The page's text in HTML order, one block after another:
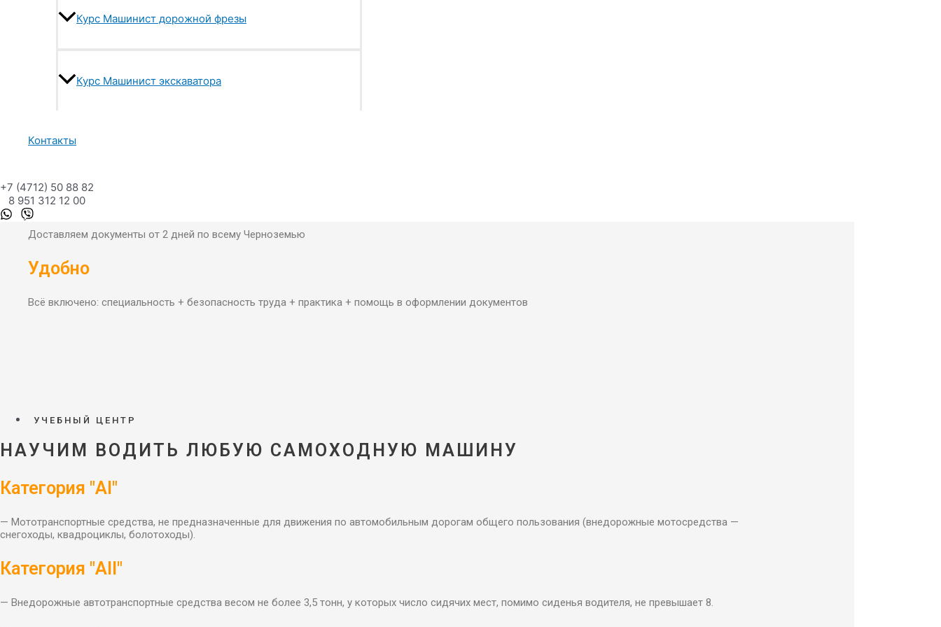
Курс Машинист дорожной фрезы
Курс Машинист экскаватора
Контакты
+7 (4712) 50 88 82
8 951 312 12 00
Надёжно
Быстро
Доставляем документы от 2 дней по всему Черноземью
Удобно
Всё включено: специальность + безопасность труда + практика + помощь в оформлении документов
УЧЕБНЫЙ ЦЕНТР
НАУЧИМ ВОДИТЬ ЛЮБУЮ САМОХОДНУЮ МАШИНУ​
Категория "АI"
— Мототранспортные средства, не предназначенные для движения по автомобильным дорогам общего пользования (внедорожные мотосредства —
снегоходы, квадроциклы, болотоходы).
Категория "AII"
— Внедорожные автотранспортные средства весом не более 3,5 тонн, у которых число сидячих мест, помимо сиденья водителя, не превышает 8.